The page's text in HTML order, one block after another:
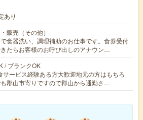
あり
販売（その他）
食器洗い、調理補助のお仕事です。食券受付
たらお客様のお呼び出しのアナウン…
/ ブランクOK
サービス経験ある方大歓迎地元の方はもちろ
郡山市寄りですので郡山から通勤さ…